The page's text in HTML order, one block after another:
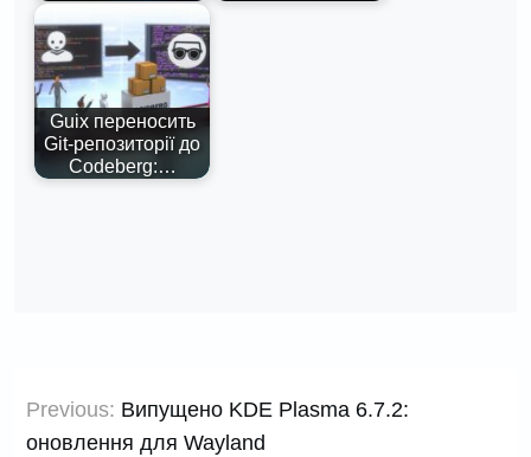
Guix переносить
Git-репозиторії до
Codeberg:…
записів
Previous: Випущено KDE Plasma 6.7.2:
оновлення для Wayland